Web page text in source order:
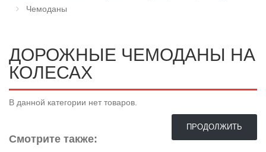
Чемоданы
ДОРОЖНЫЕ ЧЕМОДАНЫ НА
КОЛЕСАХ
В данной категории нет товаров.
ПРОДОЛЖИТЬ
Смотрите также: